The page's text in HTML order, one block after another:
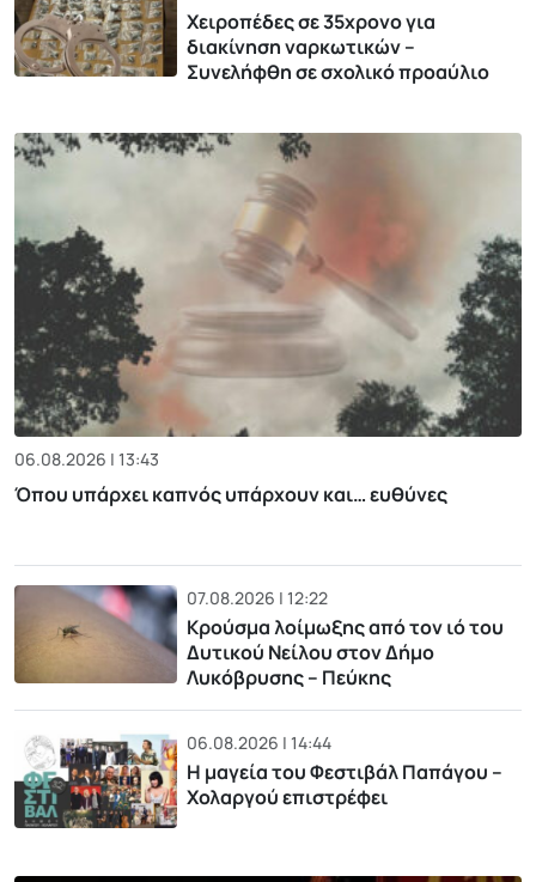
Χειροπέδες σε 35χρονο για
διακίνηση ναρκωτικών –
Συνελήφθη σε σχολικό προαύλιο
06.08.2026 | 13:43
Όπου υπάρχει καπνός υπάρχουν και… ευθύνες
07.08.2026 | 12:22
Κρούσμα λοίμωξης από τον ιό του
Δυτικού Νείλου στον Δήμο
Λυκόβρυσης – Πεύκης
06.08.2026 | 14:44
Η μαγεία του Φεστιβάλ Παπάγου –
Χολαργού επιστρέφει